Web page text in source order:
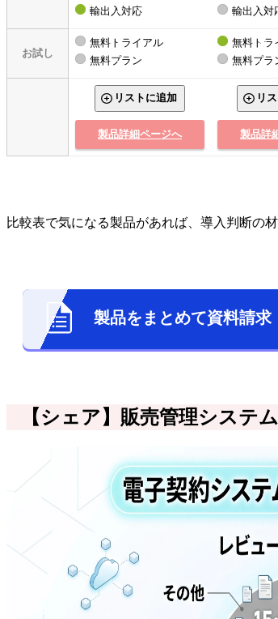
輸出入対応
輸出入対
お試し
無料トライアル
無料プラン
無料トラ
無料プラ
リストに追加
製品詳細ページへ
リ
製品詳
比較表で気になる製品があれば、導入判断の
製品をまとめて資料請求
【シェア】販売管理システ